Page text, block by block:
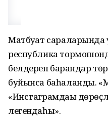
Матбуғат сараларында
республика
белдереп барғандар
буйынса баһаланды.
«Инстаграмдағы
легендаһы».